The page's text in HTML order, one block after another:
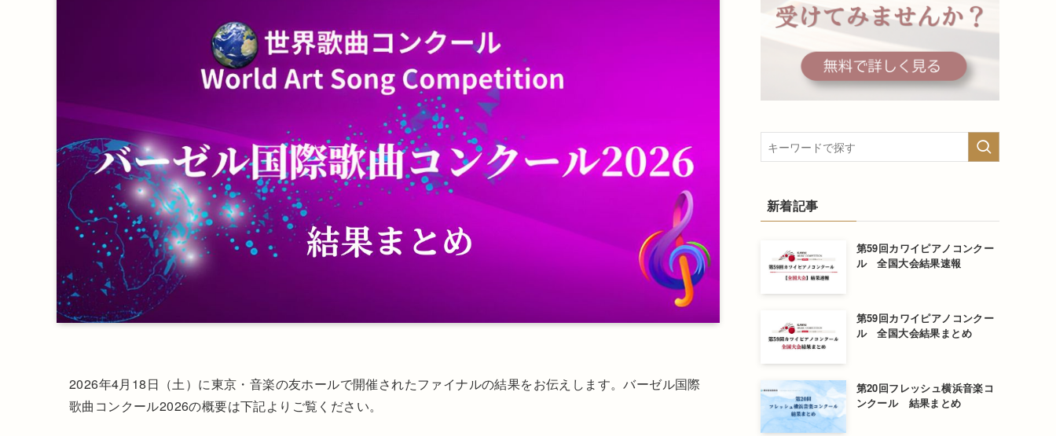
2026年4月18日（土）に東京・音楽の友ホールで開催されたファイナルの結果をお伝えします。バーゼル国際
歌曲コンクール2026の概要は下記よりご覧ください。
新着記事
第59回カワイピアノコンクー
ル 全国大会結果速報
第59回カワイピアノコンクー
ル 全国大会結果まとめ
第20回フレッシュ横浜音楽コ
ンクール 結果まとめ